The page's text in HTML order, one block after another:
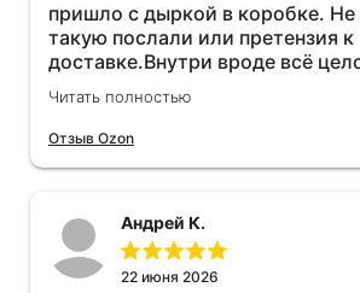
пришло с дыркой в коробке.
такую послали или претензия к
доставке.Внутри вроде всё
раза установить не получается
может интернет дурит. Четыре
упаковку с дыркой.Как
всё установилось по работе
дополню позже ещё не проехал 120
км.Дополняю после пробега 120
Читать полностью
Отзыв Ozon
Андрей К.
22 июня 2026